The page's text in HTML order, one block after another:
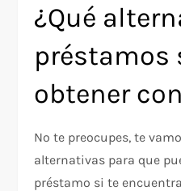
¿Qué
préstamos
obtener
No te preocupes, te
alternativas para que
préstamo si te